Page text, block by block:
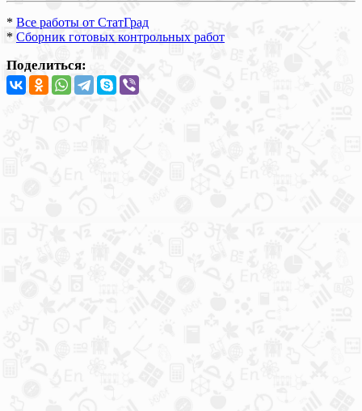
* Все работы от СтатГрад
* Сборник готовых контрольных работ
Поделиться: